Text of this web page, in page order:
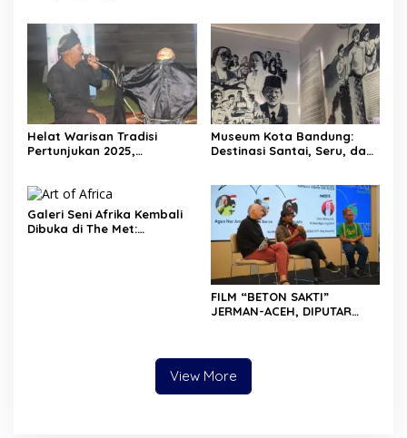
HILIR
Helat Warisan Tradisi
Pertunjukan 2025,
Residensi Seni
Museum Kota Bandung:
Destinasi Santai, Seru, dan
Galeri Seni Afrika Kembali
Dibuka di The Met:
FILM “BETON SAKTI”
JERMAN-ACEH, DIPUTAR
View More